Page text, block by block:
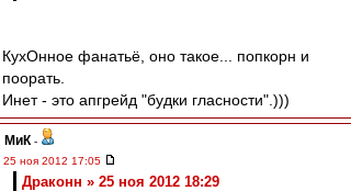
КухОнное фанатьё, оно такое... попкорн и
поорать.
Инет - это апгрейд "будки гласности".)))
МиК -
25 ноя 2012 17:05
Драконн » 25 ноя 2012 18:29